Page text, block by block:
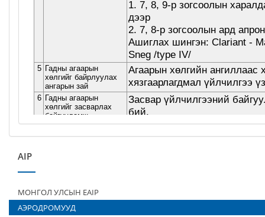
AIP
МОНГОЛ УЛСЫН EAIP
АЭРОДРОМУУД